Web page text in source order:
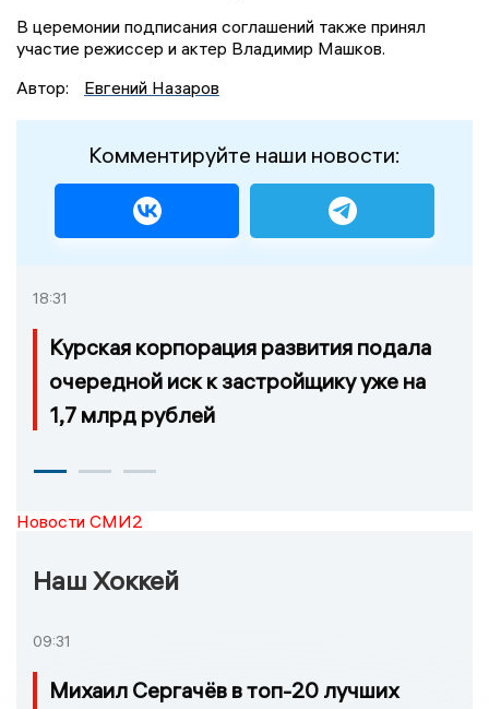
В церемонии подписания соглашений также принял
участие режиссер и актер Владимир Машков.
Автор:
Евгений Назаров
Комментируйте наши новости:
18:31
Курская корпорация развития подала
очередной иск к застройщику уже на
1,7 млрд рублей
Новости СМИ2
Наш Хоккей
09:31
Михаил Сергачёв в топ-20 лучших